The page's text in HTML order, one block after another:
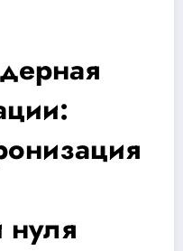
нуля